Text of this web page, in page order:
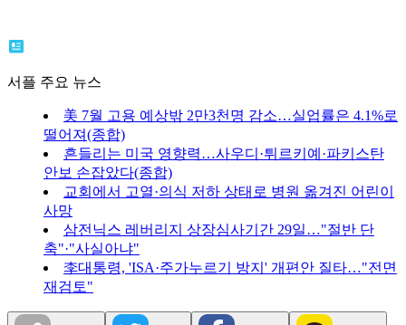
서플 주요 뉴스
美 7월 고용 예상밖 2만3천명 감소…실업률은 4.1%로
떨어져(종합)
흔들리는 미국 영향력…사우디·튀르키예·파키스탄
안보 손잡았다(종합)
교회에서 고열·의식 저하 상태로 병원 옮겨진 어린이
사망
삼전닉스 레버리지 상장심사기간 29일…"절반 단
축"·"사실아냐"
李대통령, 'ISA·주가누르기 방지' 개편안 질타…"전면
재검토"